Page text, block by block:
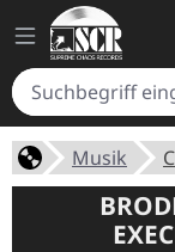
Musik